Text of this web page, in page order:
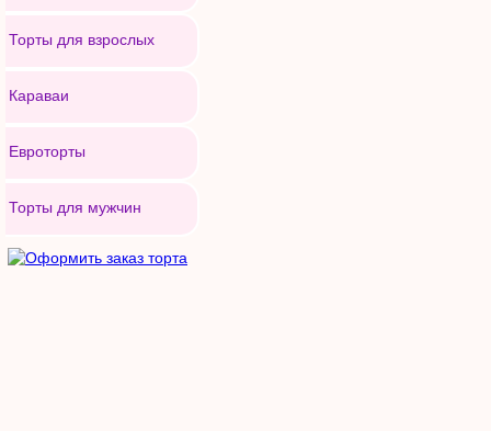
Торты для взрослых
Караваи
Евроторты
Торты для мужчин